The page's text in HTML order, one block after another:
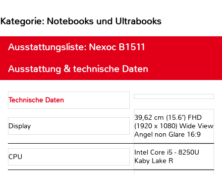
Kategorie: Notebooks und Ultrabooks
Ausstattungsliste: Nexoc B1511
Ausstattung & technische Daten
Technische Daten
Display
39,62 cm (15.6") FHD
(1920 x 1080) Wide View
Angel non Glare 16:9
CPU
Intel Core i5 - 8250U
Kaby Lake R